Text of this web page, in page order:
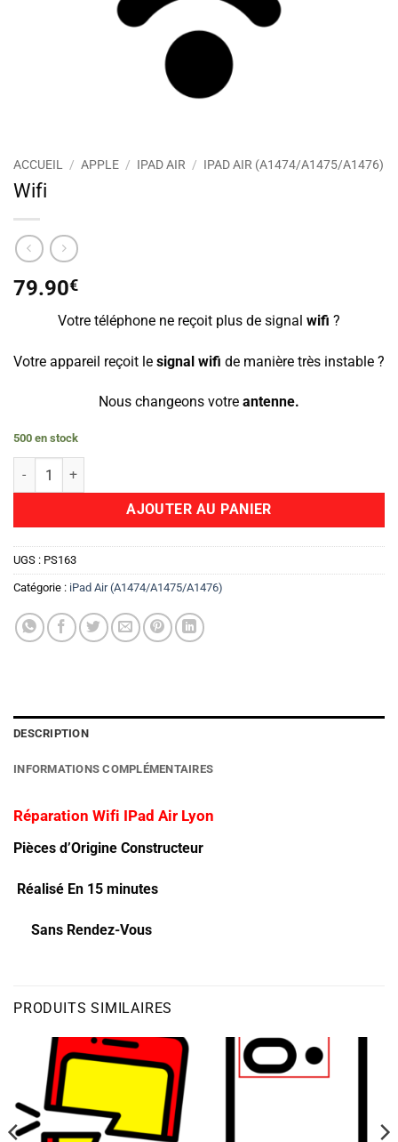
ACCUEIL / APPLE / IPAD AIR / IPAD AIR (A1474/A1475/A1476)
Wifi
79.90€
Votre téléphone ne reçoit plus de signal wifi ?
Votre appareil reçoit le signal wifi de manière très instable ?
Nous changeons votre antenne.
500 en stock
quantité de Wifi
AJOUTER AU PANIER
UGS : PS163
Catégorie : iPad Air (A1474/A1475/A1476)
DESCRIPTION
INFORMATIONS COMPLÉMENTAIRES
Réparation Wifi IPad Air Lyon
Pièces d’Origine Constructeur
Réalisé En 15 minutes
Sans Rendez-Vous
PRODUITS SIMILAIRES